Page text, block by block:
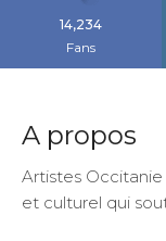
14,234
Fans
A propos
Artistes
et culturel qui